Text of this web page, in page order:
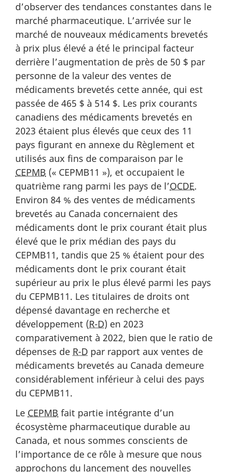
d’observer des tendances constantes dans le
marché pharmaceutique. L’arrivée sur le
marché de nouveaux médicaments brevetés
à prix plus élevé a été le principal facteur
derrière l’augmentation de près de 50 $ par
personne de la valeur des ventes de
médicaments brevetés cette année, qui est
passée de 465 $ à 514 $. Les prix courants
canadiens des médicaments brevetés en
2023 étaient plus élevés que ceux des 11
pays figurant en annexe du Règlement et
utilisés aux fins de comparaison par le
CEPMB (« CEPMB11 »), et occupaient le
quatrième rang parmi les pays de l’OCDE.
Environ 84 % des ventes de médicaments
brevetés au Canada concernaient des
médicaments dont le prix courant était plus
élevé que le prix médian des pays du
CEPMB11, tandis que 25 % étaient pour des
médicaments dont le prix courant était
supérieur au prix le plus élevé parmi les pays
du CEPMB11. Les titulaires de droits ont
dépensé davantage en recherche et
développement (R-D) en 2023
comparativement à 2022, bien que le ratio de
dépenses de R-D par rapport aux ventes de
médicaments brevetés au Canada demeure
considérablement inférieur à celui des pays
du CEPMB11.
Le CEPMB fait partie intégrante d’un
écosystème pharmaceutique durable au
Canada, et nous sommes conscients de
l’importance de ce rôle à mesure que nous
approchons du lancement des nouvelles